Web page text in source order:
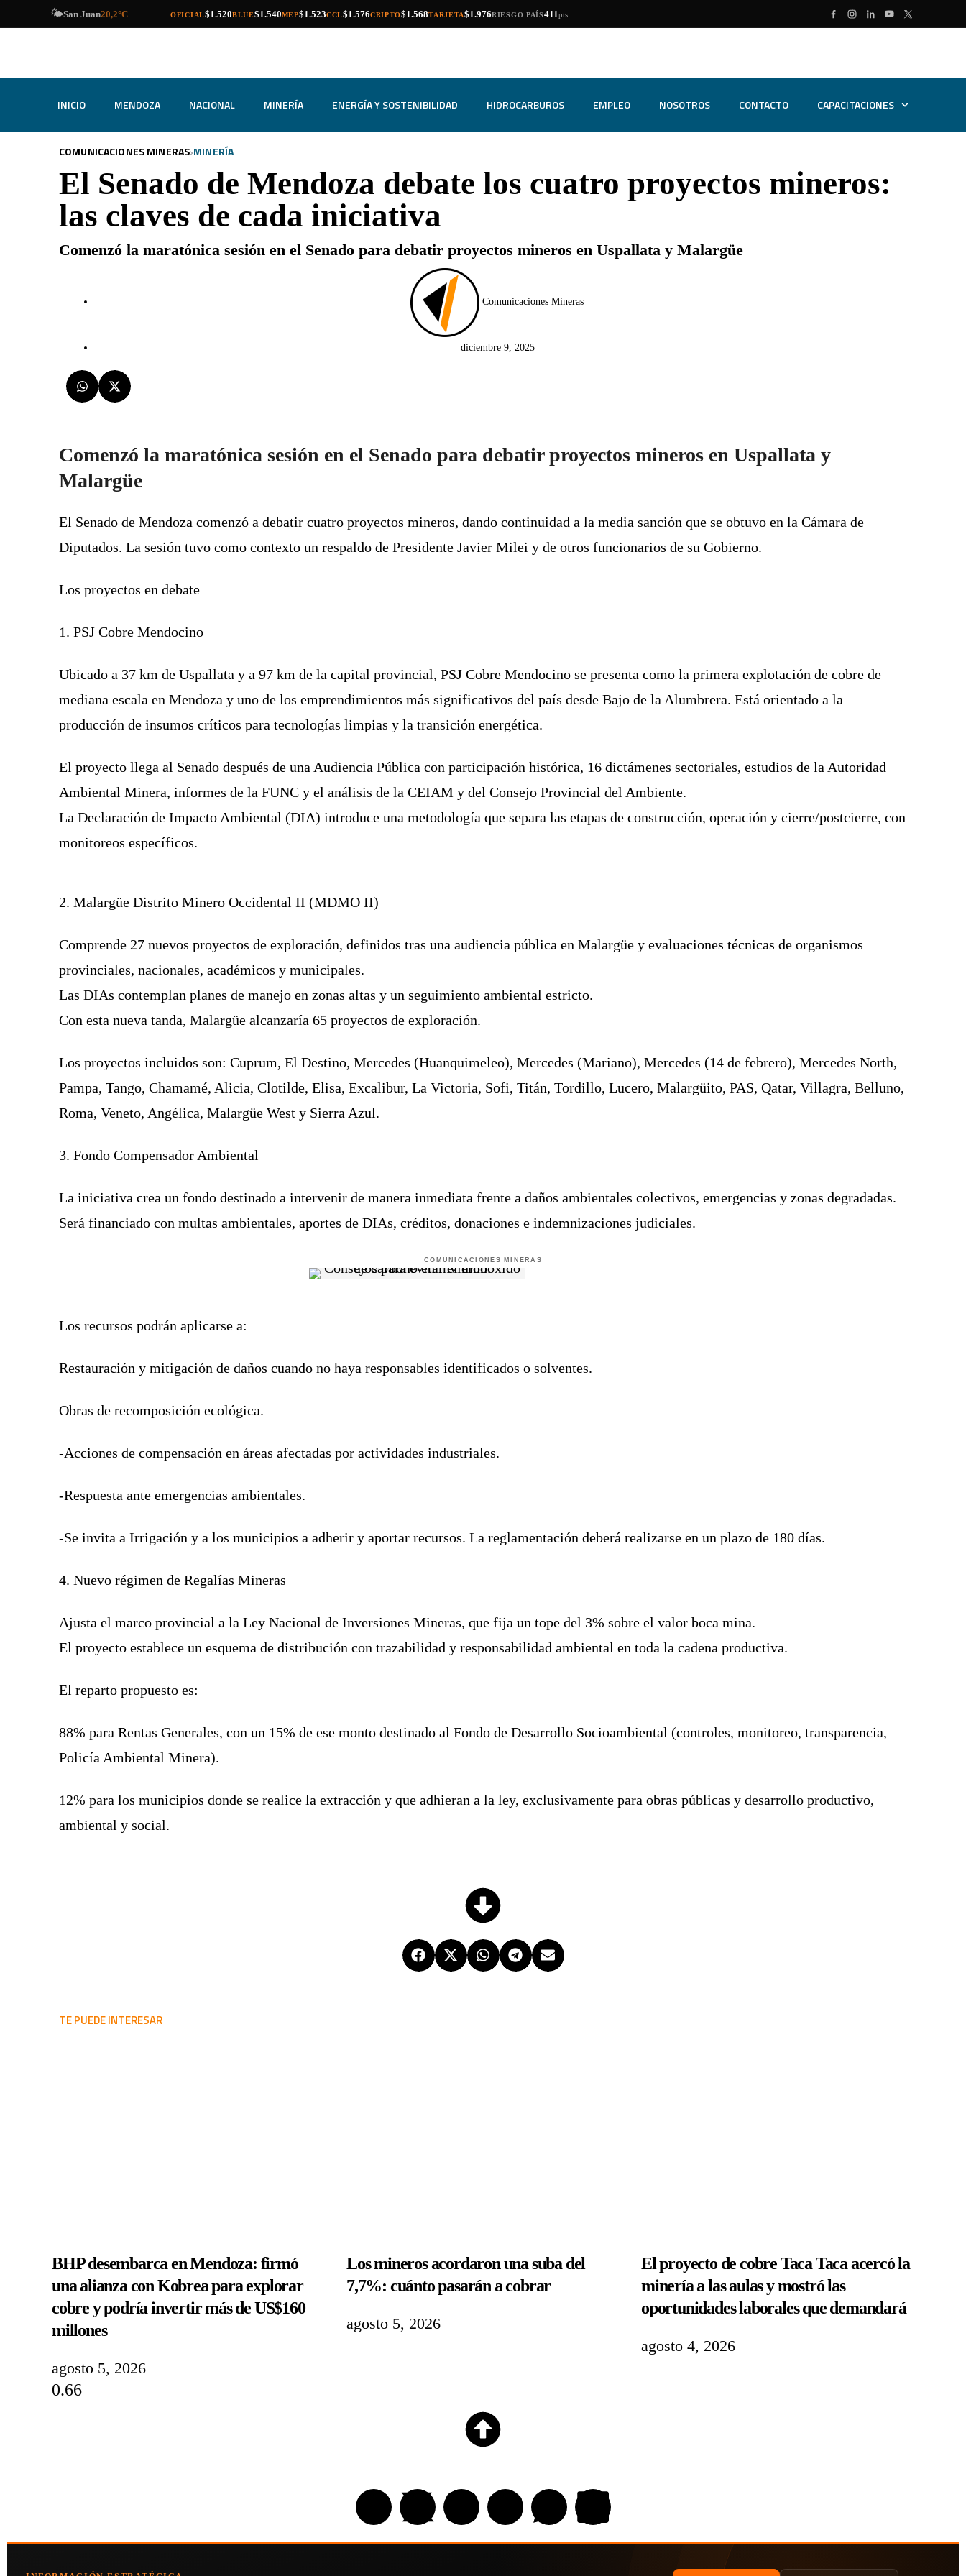
🌙Catamarca19,9°C OFICIAL
compra
venta $1.520BLUE
compra
venta$1.540MEP
compra
venta$1.523CCL
compra
venta$1.576CRIPTO
compra
venta $1.568TARJETA
compra
venta $1.976RIESGO PAÍS411pts
INICIO MENDOZA NACIONAL MINERÍA ENERGÍA Y SOSTENIBILIDAD HIDROCARBUROS EMPLEO NOSOTROS CONTACTO CAPACITACIONES
COMUNICACIONES MINERAS›MINERÍA
El Senado de Mendoza debate los cuatro proyectos mineros:
las claves de cada iniciativa
Comenzó la maratónica sesión en el Senado para debatir proyectos mineros en Uspallata y Malargüe
Comunicaciones Mineras
diciembre 9, 2025
Comenzó la maratónica sesión en el Senado para debatir proyectos mineros en Uspallata y
Malargüe
El Senado de Mendoza comenzó a debatir cuatro proyectos mineros, dando continuidad a la media sanción que se obtuvo en la Cámara de
Diputados. La sesión tuvo como contexto un respaldo de Presidente Javier Milei y de otros funcionarios de su Gobierno.
Los proyectos en debate
1. PSJ Cobre Mendocino
Ubicado a 37 km de Uspallata y a 97 km de la capital provincial, PSJ Cobre Mendocino se presenta como la primera explotación de cobre de
mediana escala en Mendoza y uno de los emprendimientos más significativos del país desde Bajo de la Alumbrera. Está orientado a la
producción de insumos críticos para tecnologías limpias y la transición energética.
El proyecto llega al Senado después de una Audiencia Pública con participación histórica, 16 dictámenes sectoriales, estudios de la Autoridad
Ambiental Minera, informes de la FUNC y el análisis de la CEIAM y del Consejo Provincial del Ambiente.
La Declaración de Impacto Ambiental (DIA) introduce una metodología que separa las etapas de construcción, operación y cierre/postcierre, con
monitoreos específicos.
2. Malargüe Distrito Minero Occidental II (MDMO II)
Comprende 27 nuevos proyectos de exploración, definidos tras una audiencia pública en Malargüe y evaluaciones técnicas de organismos
provinciales, nacionales, académicos y municipales.
Las DIAs contemplan planes de manejo en zonas altas y un seguimiento ambiental estricto.
Con esta nueva tanda, Malargüe alcanzaría 65 proyectos de exploración.
Los proyectos incluidos son: Cuprum, El Destino, Mercedes (Huanquimeleo), Mercedes (Mariano), Mercedes (14 de febrero), Mercedes North,
Pampa, Tango, Chamamé, Alicia, Clotilde, Elisa, Excalibur, La Victoria, Sofi, Titán, Tordillo, Lucero, Malargüito, PAS, Qatar, Villagra, Belluno,
Roma, Veneto, Angélica, Malargüe West y Sierra Azul.
3. Fondo Compensador Ambiental
La iniciativa crea un fondo destinado a intervenir de manera inmediata frente a daños ambientales colectivos, emergencias y zonas degradadas.
Será financiado con multas ambientales, aportes de DIAs, créditos, donaciones e indemnizaciones judiciales.
COMUNICACIONES MINERAS
Los recursos podrán aplicarse a:
Restauración y mitigación de daños cuando no haya responsables identificados o solventes.
Obras de recomposición ecológica.
-Acciones de compensación en áreas afectadas por actividades industriales.
-Respuesta ante emergencias ambientales.
-Se invita a Irrigación y a los municipios a adherir y aportar recursos. La reglamentación deberá realizarse en un plazo de 180 días.
4. Nuevo régimen de Regalías Mineras
Ajusta el marco provincial a la Ley Nacional de Inversiones Mineras, que fija un tope del 3% sobre el valor boca mina.
El proyecto establece un esquema de distribución con trazabilidad y responsabilidad ambiental en toda la cadena productiva.
El reparto propuesto es:
88% para Rentas Generales, con un 15% de ese monto destinado al Fondo de Desarrollo Socioambiental (controles, monitoreo, transparencia,
Policía Ambiental Minera).
12% para los municipios donde se realice la extracción y que adhieran a la ley, exclusivamente para obras públicas y desarrollo productivo,
ambiental y social.
TE PUEDE INTERESAR
BHP desembarca en Mendoza: firmó
una alianza con Kobrea para explorar
cobre y podría invertir más de US$160
millones
agosto 5, 2026
Los mineros acordaron una suba del
7,7%: cuánto pasarán a cobrar
agosto 5, 2026
El proyecto de cobre Taca Taca acercó la
minería a las aulas y mostró las
oportunidades laborales que demandará
agosto 4, 2026